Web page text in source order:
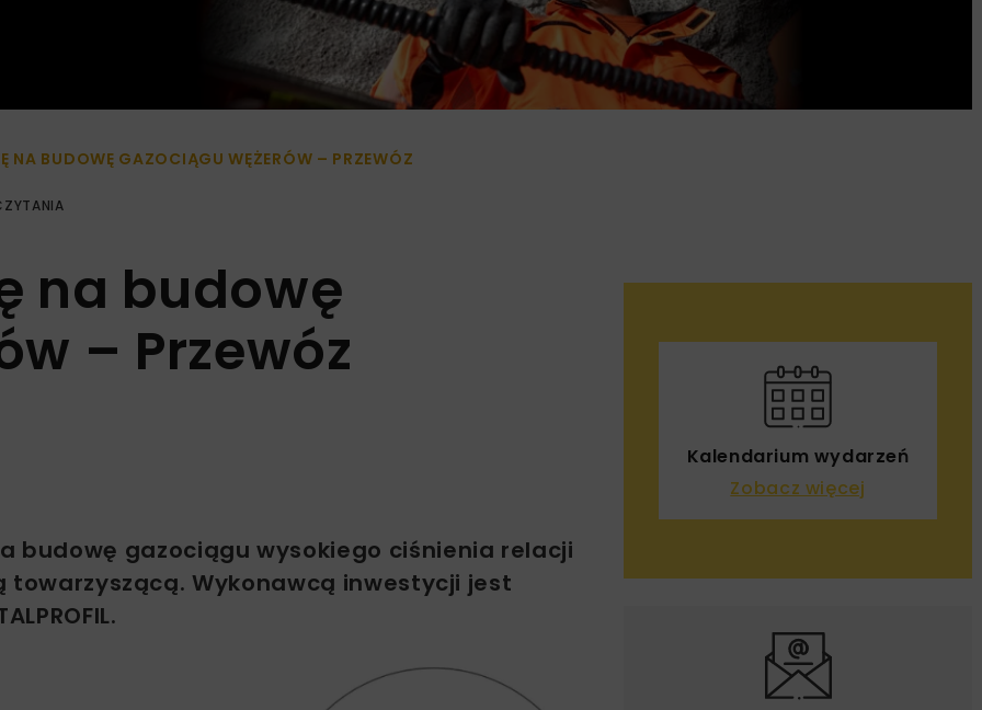
NA BUDOWĘ GAZOCIĄGU WĘŻERÓW – PRZEWÓZ
na budowę
– Przewóz
budowę gazociągu wysokiego ciśnienia relacji
towarzyszącą. Wykonawcą inwestycji jest
Kalendarium wydarzeń
Zobacz więcej